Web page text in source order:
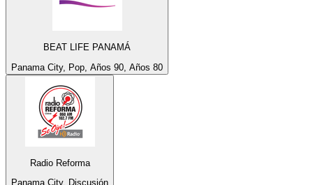
BEAT LIFE PANAMÁ
Panama City, Pop, Años 90, Años 80
Radio Reforma
Panama City, Discusión